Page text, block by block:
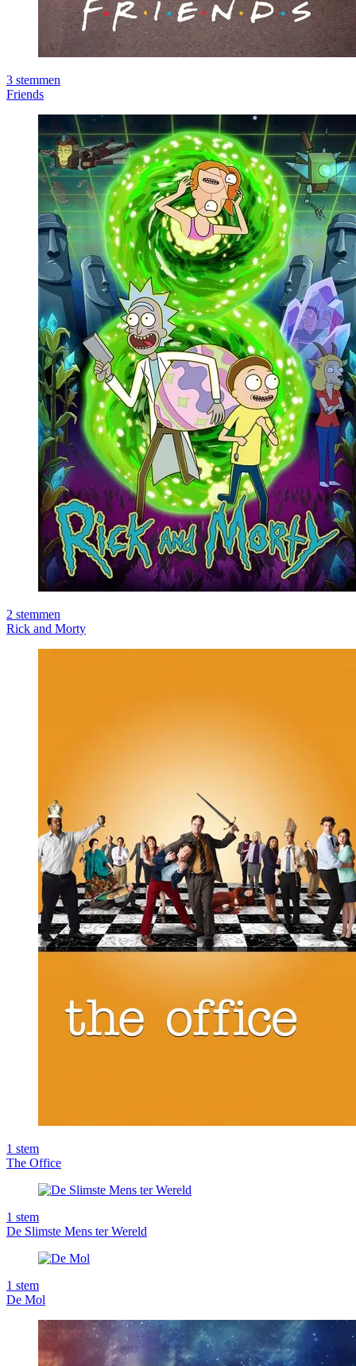
3 stemmen
Friends
2 stemmen
Rick and Morty
1 stem
The Office
1 stem
De Slimste Mens ter Wereld
1 stem
De Mol